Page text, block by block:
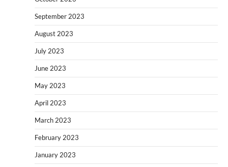
September 2023
August 2023
July 2023
June 2023
May 2023
April 2023
March 2023
February 2023
January 2023